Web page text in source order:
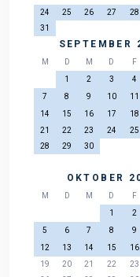
24
25 26 27 28
31
SEPTEMBER
M D M D F
1
2 3 4
7
8 9 10 11
14
15 16 17 18
21
22 23 24 25
28
29 30
OKTOBER
M D M D F
1
2
5
6 7 8 9
12
13 14 15 16
19
20 21 22 23